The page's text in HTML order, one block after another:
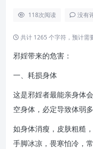
118次阅读 没有
共计 1265 个字符，预计需
邪婬带来的危害：
一、耗损身体
这是邪婬者最能亲身体
空身体，必定导致体弱
如身体消瘦，皮肤粗糙
手脚冰凉，畏寒怕冷，